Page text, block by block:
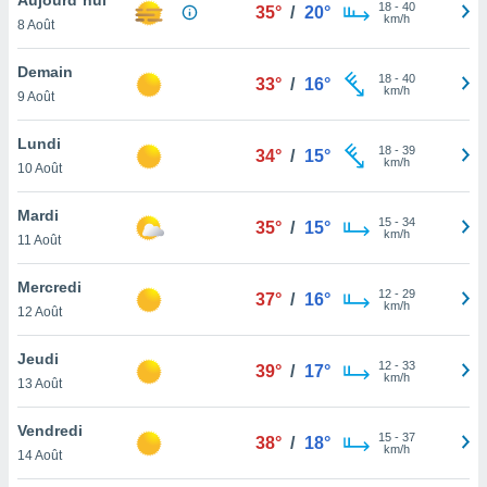
et
»,
au
vous
qu'ils
ou
le
ainsi
un
la
du
8 Août
35° / 20° 18- 40
km/h
Demain
9 Août
33° / 16° 18- 40
km/h
Lundi
10 Août
34° / 15° 18- 39
km/h
Mardi
11 Août
35° / 15° 15- 34
km/h
Mercredi
12 Août
37° / 16° 12- 29
km/h
Jeudi
13 Août
39° / 17° 12- 33
km/h
Vendredi
14 Août
38° / 18° 15- 37
km/h